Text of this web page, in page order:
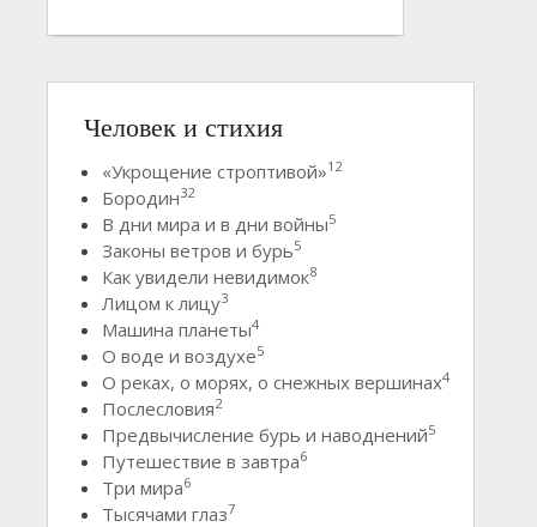
Человек и стихия
«Укрощение строптивой»12
Бородин32
В дни мира и в дни войны5
Законы ветров и бурь5
Как увидели невидимок8
Лицом к лицу3
Машина планеты4
О воде и воздухе5
О реках, о морях, о снежных вершинах4
Послесловия2
Предвычисление бурь и наводнений5
Путешествие в завтра6
Три мира6
Тысячами глаз7